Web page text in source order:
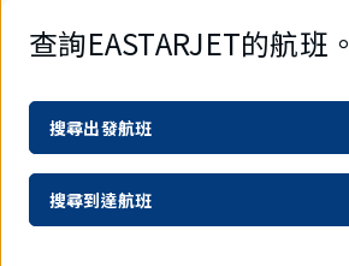
查詢EASTARJET的航班。
搜尋出發航班
搜尋到達航班